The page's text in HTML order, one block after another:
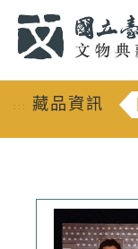
::: 藏品資訊